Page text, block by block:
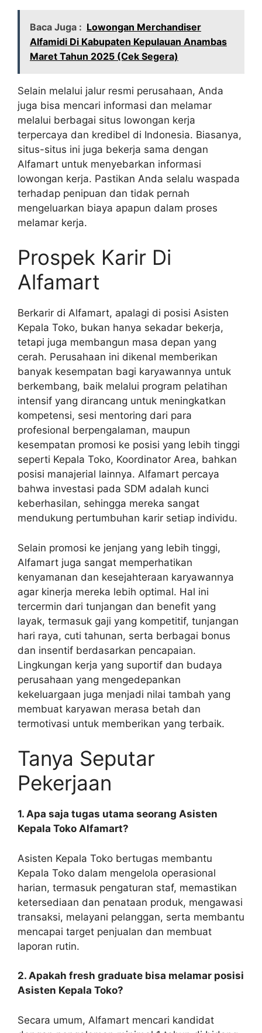
Baca Juga : Lowongan Merchandiser
Alfamidi Di Kabupaten Kepulauan Anambas
Maret Tahun 2025 (Cek Segera)
Selain melalui jalur resmi perusahaan, Anda
juga bisa mencari informasi dan melamar
melalui berbagai situs lowongan kerja
terpercaya dan kredibel di Indonesia. Biasanya,
situs-situs ini juga bekerja sama dengan
Alfamart untuk menyebarkan informasi
lowongan kerja. Pastikan Anda selalu waspada
terhadap penipuan dan tidak pernah
mengeluarkan biaya apapun dalam proses
melamar kerja.
Prospek Karir Di
Alfamart
Berkarir di Alfamart, apalagi di posisi Asisten
Kepala Toko, bukan hanya sekadar bekerja,
tetapi juga membangun masa depan yang
cerah. Perusahaan ini dikenal memberikan
banyak kesempatan bagi karyawannya untuk
berkembang, baik melalui program pelatihan
intensif yang dirancang untuk meningkatkan
kompetensi, sesi mentoring dari para
profesional berpengalaman, maupun
kesempatan promosi ke posisi yang lebih tinggi
seperti Kepala Toko, Koordinator Area, bahkan
posisi manajerial lainnya. Alfamart percaya
bahwa investasi pada SDM adalah kunci
keberhasilan, sehingga mereka sangat
mendukung pertumbuhan karir setiap individu.
Selain promosi ke jenjang yang lebih tinggi,
Alfamart juga sangat memperhatikan
kenyamanan dan kesejahteraan karyawannya
agar kinerja mereka lebih optimal. Hal ini
tercermin dari tunjangan dan benefit yang
layak, termasuk gaji yang kompetitif, tunjangan
hari raya, cuti tahunan, serta berbagai bonus
dan insentif berdasarkan pencapaian.
Lingkungan kerja yang suportif dan budaya
perusahaan yang mengedepankan
kekeluargaan juga menjadi nilai tambah yang
membuat karyawan merasa betah dan
termotivasi untuk memberikan yang terbaik.
Tanya Seputar
Pekerjaan
1. Apa saja tugas utama seorang Asisten
Kepala Toko Alfamart?
Asisten Kepala Toko bertugas membantu
Kepala Toko dalam mengelola operasional
harian, termasuk pengaturan staf, memastikan
ketersediaan dan penataan produk, mengawasi
transaksi, melayani pelanggan, serta membantu
mencapai target penjualan dan membuat
laporan rutin.
2. Apakah fresh graduate bisa melamar posisi
Asisten Kepala Toko?
Secara umum, Alfamart mencari kandidat